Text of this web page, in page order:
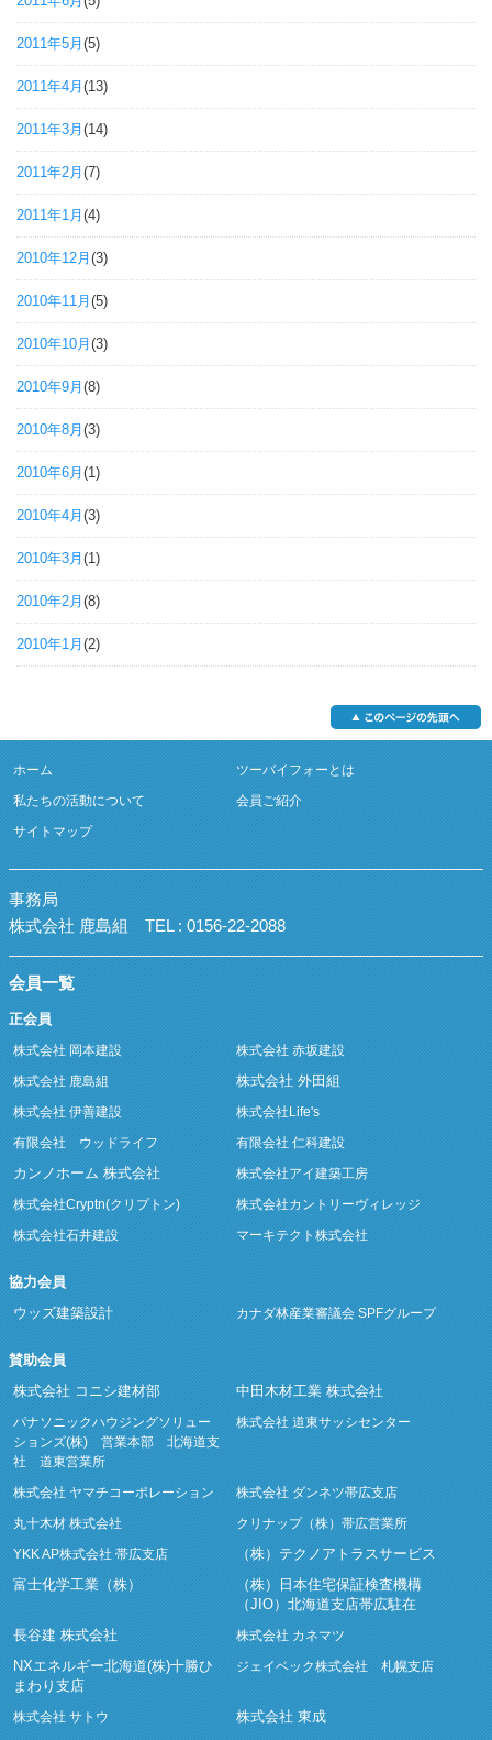
2011年5月 (5)
2011年4月 (13)
2011年3月 (14)
2011年2月 (7)
2011年1月 (4)
2010年12月 (3)
2010年11月 (5)
2010年10月 (3)
2010年9月 (8)
2010年8月 (3)
2010年6月 (1)
2010年4月 (3)
2010年3月 (1)
2010年2月 (8)
2010年1月 (2)
ホーム
ツーバイフォーとは
私たちの活動について
会員ご紹介
サイトマップ
事務局
株式会社 鹿島組
TEL : 0156-22-2088
会員一覧
正会員
株式会社 岡本建設
株式会社 赤坂建設
株式会社 鹿島組
株式会社 外田組
株式会社 伊善建設
株式会社Life's
有限会社 ウッドライフ
有限会社 仁科建設
カンノホーム 株式会社
株式会社アイ建築工房
株式会社Cryptn(クリプトン)
株式会社カントリーヴィレッジ
株式会社石井建設
マーキテクト株式会社
協力会員
ウッズ建築設計
カナダ林産業審議会 SPFグループ
賛助会員
株式会社 コニシ建材部
中田木材工業 株式会社
パナソニックハウジングソリュー
ションズ(株) 営業本部 北海道支
社 道東営業所
株式会社 道東サッシセンター
株式会社 ヤマチコーポレーション
株式会社 ダンネツ帯広支店
丸十木材 株式会社
クリナップ（株）帯広営業所
YKK AP株式会社 帯広支店
（株）テクノアトラスサービス
富士化学工業（株）
（株）日本住宅保証検査機構
（JIO）北海道支店帯広駐在
長谷建 株式会社
株式会社 カネマツ
NXエネルギー北海道(株)十勝ひ
まわり支店
ジェイベック株式会社 札幌支店
株式会社 サトウ 株式会社 東成